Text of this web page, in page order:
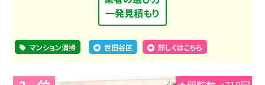
一発見積もり
マンション清掃 世田谷区 詳しくはこちら